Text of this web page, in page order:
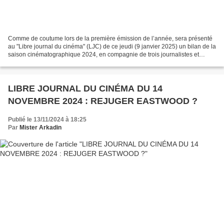
Comme de coutume lors de la première émission de l’année, sera présenté
au "Libre journal du cinéma" (LJC) de ce jeudi (9 janvier 2025) un bilan de la
saison cinématographique 2024, en compagnie de trois journalistes et
LIBRE JOURNAL DU CINÉMA DU 14
NOVEMBRE 2024 : REJUGER EASTWOOD ?
Publié le 13/11/2024 à 18:25
Par Mister Arkadin